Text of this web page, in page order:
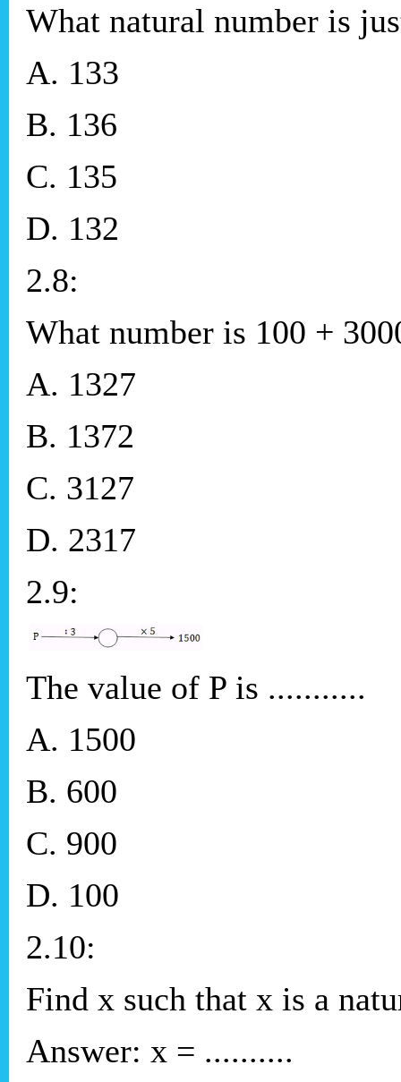
What natural number is
A. 133
B. 136
C. 135
D. 132
2.8:
What number is 100 +
A. 1327
B. 1372
C. 3127
D. 2317
2.9:
The value of P is ...........
A. 1500
B. 600
C. 900
D. 100
2.10:
Find x such that x is a
Answer: x = ..........